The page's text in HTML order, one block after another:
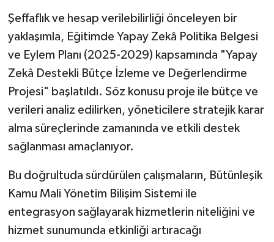
Şeffaflık ve hesap verilebilirliği önceleyen bir
yaklaşımla, Eğitimde Yapay Zekâ Politika Belgesi
ve Eylem Planı (2025-2029) kapsamında "Yapay
Zekâ Destekli Bütçe İzleme ve Değerlendirme
Projesi" başlatıldı. Söz konusu proje ile bütçe ve
verileri analiz edilirken, yöneticilere stratejik karar
alma süreçlerinde zamanında ve etkili destek
sağlanması amaçlanıyor.
Bu doğrultuda sürdürülen çalışmaların, Bütünleşik
Kamu Mali Yönetim Bilişim Sistemi ile
entegrasyon sağlayarak hizmetlerin niteliğini ve
hizmet sunumunda etkinliği artıracağı